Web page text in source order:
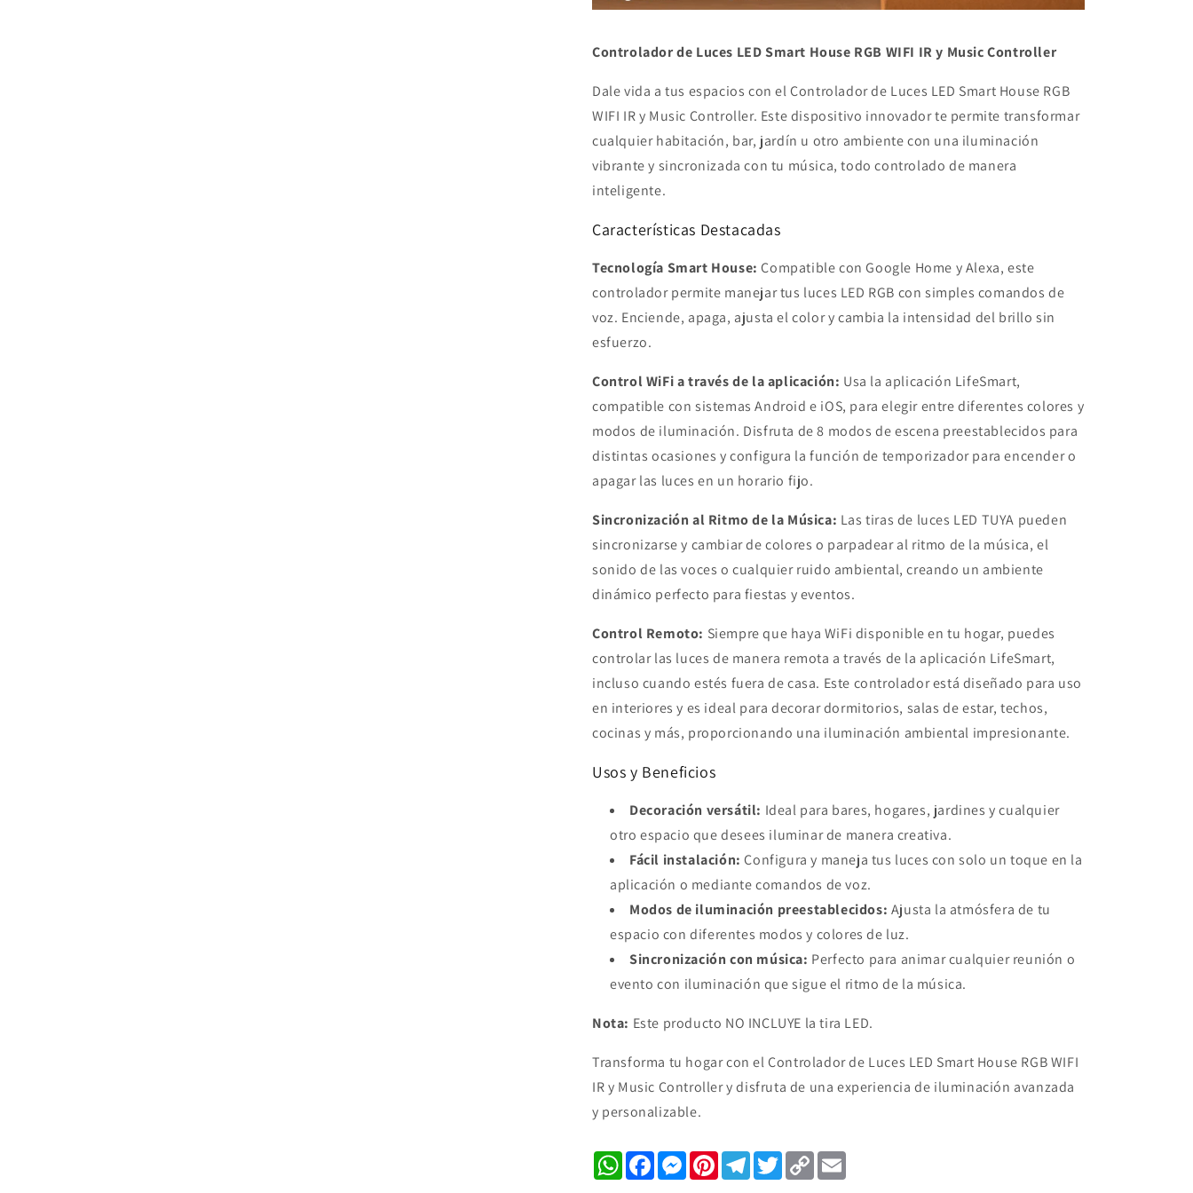
Controlador de Luces LED Smart House RGB WIFI IR y Music Controller
Dale vida a tus espacios con el Controlador de Luces LED Smart House RGB
WIFI IR y Music Controller. Este dispositivo innovador te permite transformar
cualquier habitación, bar, jardín u otro ambiente con una iluminación
vibrante y sincronizada con tu música, todo controlado de manera
inteligente.
Características Destacadas
Tecnología Smart House: Compatible con Google Home y Alexa, este
controlador permite manejar tus luces LED RGB con simples comandos de
voz. Enciende, apaga, ajusta el color y cambia la intensidad del brillo sin
esfuerzo.
Control WiFi a través de la aplicación: Usa la aplicación LifeSmart,
compatible con sistemas Android e iOS, para elegir entre diferentes colores y
modos de iluminación. Disfruta de 8 modos de escena preestablecidos para
distintas ocasiones y configura la función de temporizador para encender o
apagar las luces en un horario fijo.
Sincronización al Ritmo de la Música: Las tiras de luces LED TUYA pueden
sincronizarse y cambiar de colores o parpadear al ritmo de la música, el
sonido de las voces o cualquier ruido ambiental, creando un ambiente
dinámico perfecto para fiestas y eventos.
Control Remoto: Siempre que haya WiFi disponible en tu hogar, puedes
controlar las luces de manera remota a través de la aplicación LifeSmart,
incluso cuando estés fuera de casa. Este controlador está diseñado para uso
en interiores y es ideal para decorar dormitorios, salas de estar, techos,
cocinas y más, proporcionando una iluminación ambiental impresionante.
Usos y Beneficios
Decoración versátil: Ideal para bares, hogares, jardines y cualquier
otro espacio que desees iluminar de manera creativa.
Fácil instalación: Configura y maneja tus luces con solo un toque en la
aplicación o mediante comandos de voz.
Modos de iluminación preestablecidos: Ajusta la atmósfera de tu
espacio con diferentes modos y colores de luz.
Sincronización con música: Perfecto para animar cualquier reunión o
evento con iluminación que sigue el ritmo de la música.
Nota: Este producto NO INCLUYE la tira LED.
Transforma tu hogar con el Controlador de Luces LED Smart House RGB WIFI
IR y Music Controller y disfruta de una experiencia de iluminación avanzada
y personalizable.
WhatsAppFacebookMessenger
PinterestTelegram
TwitterCopy
Link